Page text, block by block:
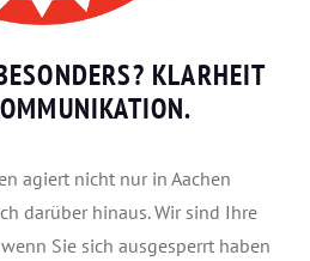
KLARHEIT
agiert nicht nur in Aachen
darüber hinaus. Wir sind Ihre
Sie sich ausgesperrt haben